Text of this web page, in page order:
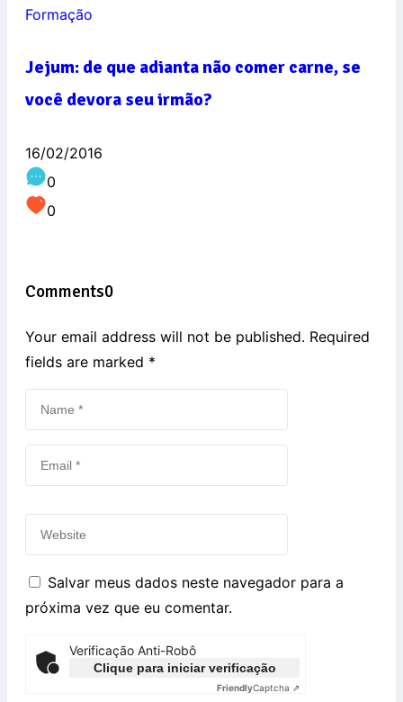
Formação
Jejum: de que adianta não comer carne, se
você devora seu irmão?
16/02/2016
0
0
Comments0
Your email address will not be published. Required
fields are marked *
Salvar meus dados neste navegador para a
próxima vez que eu comentar.
Verificação Anti-Robô
Clique para iniciar verificação
FriendlyCaptcha ⇗